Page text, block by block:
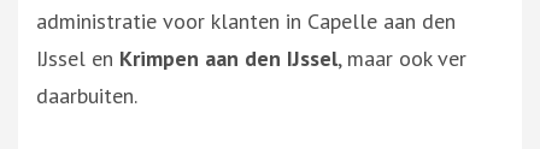
administratie voor klanten in Capelle aan den
IJssel en Krimpen aan den IJssel, maar ook ver
daarbuiten.